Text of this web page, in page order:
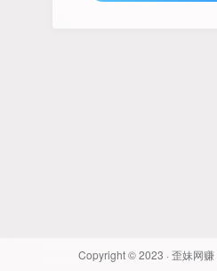
Copyright © 2023 · 歪妹网赚